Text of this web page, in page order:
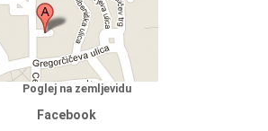
Poglej na zemljevidu
Facebook